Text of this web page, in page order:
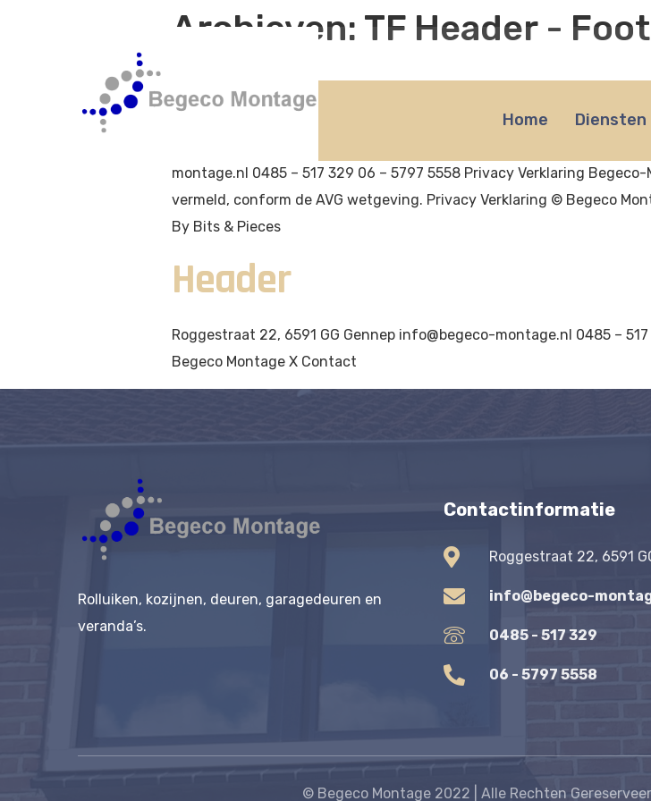
Home Diensten
Archieven: TF Header -
Footer
montage.nl 0485 – 517 329 06 – 5797 5558 Privacy Verklaring
vermeld, conform de AVG wetgeving. Privacy Verklaring © Begeco
By Bits & Pieces
Header
Roggestraat 22, 6591 GG Gennep info@begeco-montage.nl 0485 –
Begeco Montage X Contact
Rolluiken, kozijnen, deuren, garagedeuren en
veranda’s.
Contactinformatie
Roggestraat 22, 6591
info@begeco-
0485 - 517 329
06 - 5797 5558
© Begeco Montage 2022 | Alle Rechten